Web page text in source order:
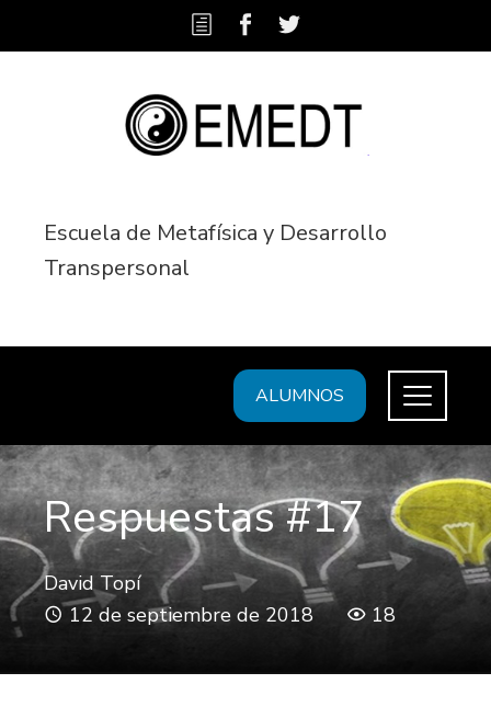
Escuela de Metafísica y Desarrollo
Transpersonal
ALUMNOS
Respuestas #17
David Topí
12 de septiembre de 2018
18